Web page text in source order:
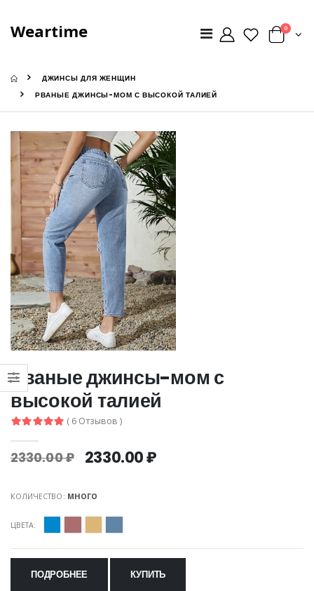
Weartime 0
ДЖИНСЫ ДЛЯ ЖЕНЩИН
РВАНЫЕ ДЖИНСЫ-МОМ С ВЫСОКОЙ ТАЛИЕЙ
Рваные джинсы-мом с
высокой талией
( 6 Отзывов )
2330.00 ₽ 2330.00 ₽
КОЛИЧЕСТВО: МНОГО
ЦВЕТА:
ПОДРОБНЕЕ КУПИТЬ